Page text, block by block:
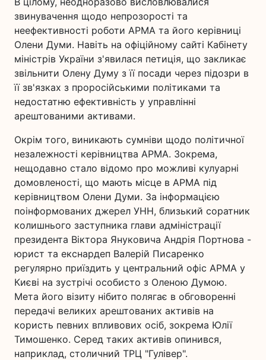
звинувачення щодо непрозорості та
неефективності роботи АРМА та його керівниці
Олени Думи. Навіть на офіційному сайті Кабінету
міністрів України з'явилася петиція, що закликає
звільнити Олену Думу з її посади через підозри в
її зв'язках з проросійськими політиками та
недостатню ефективність у управлінні
арештованими активами.
Окрім того, виникають сумніви щодо політичної
незалежності керівництва АРМА. Зокрема,
нещодавно стало відомо про можливі кулуарні
домовленості, що мають місце в АРМА під
керівництвом Олени Думи. За інформацією
поінформованих джерел УНН, близький соратник
колишнього заступника глави адміністрації
президента Віктора Януковича Андрія Портнова -
юрист та екснардеп Валерій Писаренко
регулярно приїздить у центральний офіс АРМА у
Києві на зустрічі особисто з Оленою Думою.
Мета його візиту нібито полягає в обговоренні
передачі великих арештованих активів на
користь певних впливових осіб, зокрема Юлії
Тимошенко. Серед таких активів опинився,
наприклад, столичний ТРЦ "Гулівер".